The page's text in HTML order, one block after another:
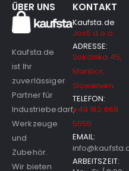
ÜBER UNS
Kaufsta.de
ist Ihr
zuverlässiger
Partner für
Industriebedarf,
Werkzeuge
und
Zubehör.
Wir bieten
KONTAKT
Kaufsta.de
JosS d.o.o.
ADRESSE:
Sokolska 45,
Maribor,
Slowenien
TELEFON:
+49 162 669
5555
EMAIL:
ARBEITSZEIT: